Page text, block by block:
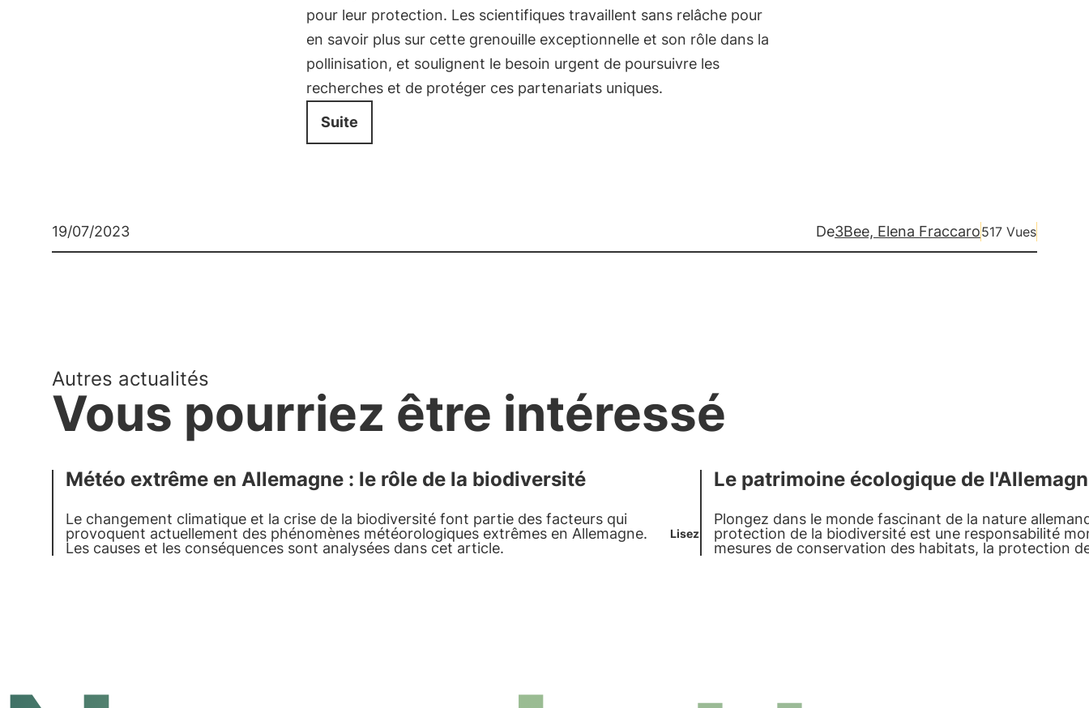
pour leur protection. Les scientifiques travaillent sans relâche pour
en savoir plus sur cette grenouille exceptionnelle et son rôle dans la
pollinisation, et soulignent le besoin urgent de poursuivre les
recherches et de protéger ces partenariats uniques.
Suite
19/07/2023 De3Bee, Elena Fraccaro517 Vues
Autres actualités
Vous pourriez être intéressé
Météo extrême en Allemagne : le rôle de la biodiversité
Le changement climatique et la crise de la biodiversité font partie des facteurs qui
provoquent actuellement des phénomènes météorologiques extrêmes en Allemagne.
Les causes et les conséquences sont analysées dans cet article.
Lisez
Le patrimoine écologique de
Plongez dans le monde fascinant de la nature
protection de la biodiversité est une responsabilité
mesures de conservation des habitats, la protection